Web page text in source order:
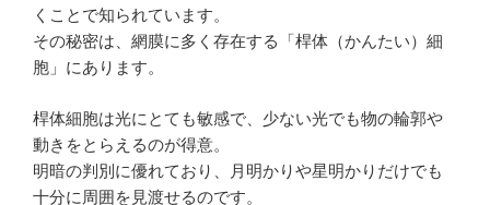
くことで知られています。
その秘密は、網膜に多く存在する「桿体（かんたい）細
胞」にあります。
桿体細胞は光にとても敏感で、少ない光でも物の輪郭や
動きをとらえるのが得意。
明暗の判別に優れており、月明かりや星明かりだけでも
十分に周囲を見渡せるのです。